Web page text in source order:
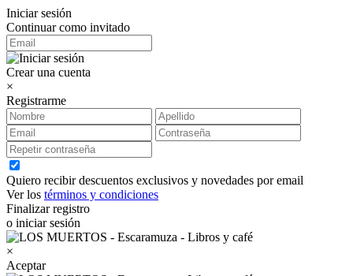
Iniciar sesión
Continuar como invitado
Crear una cuenta
×
Registrarme
Quiero recibir descuentos exclusivos y novedades por email
Ver los términos y condiciones
Finalizar registro
o iniciar sesión
×
Aceptar